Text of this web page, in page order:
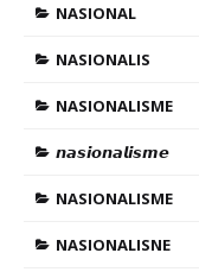
NASIONAL
NASIONALIS
NASIONALISME
𝙣𝙖𝙨𝙞𝙤𝙣𝙖𝙡𝙞𝙨𝙢𝙚
NASIONALISME
NASIONALISNE